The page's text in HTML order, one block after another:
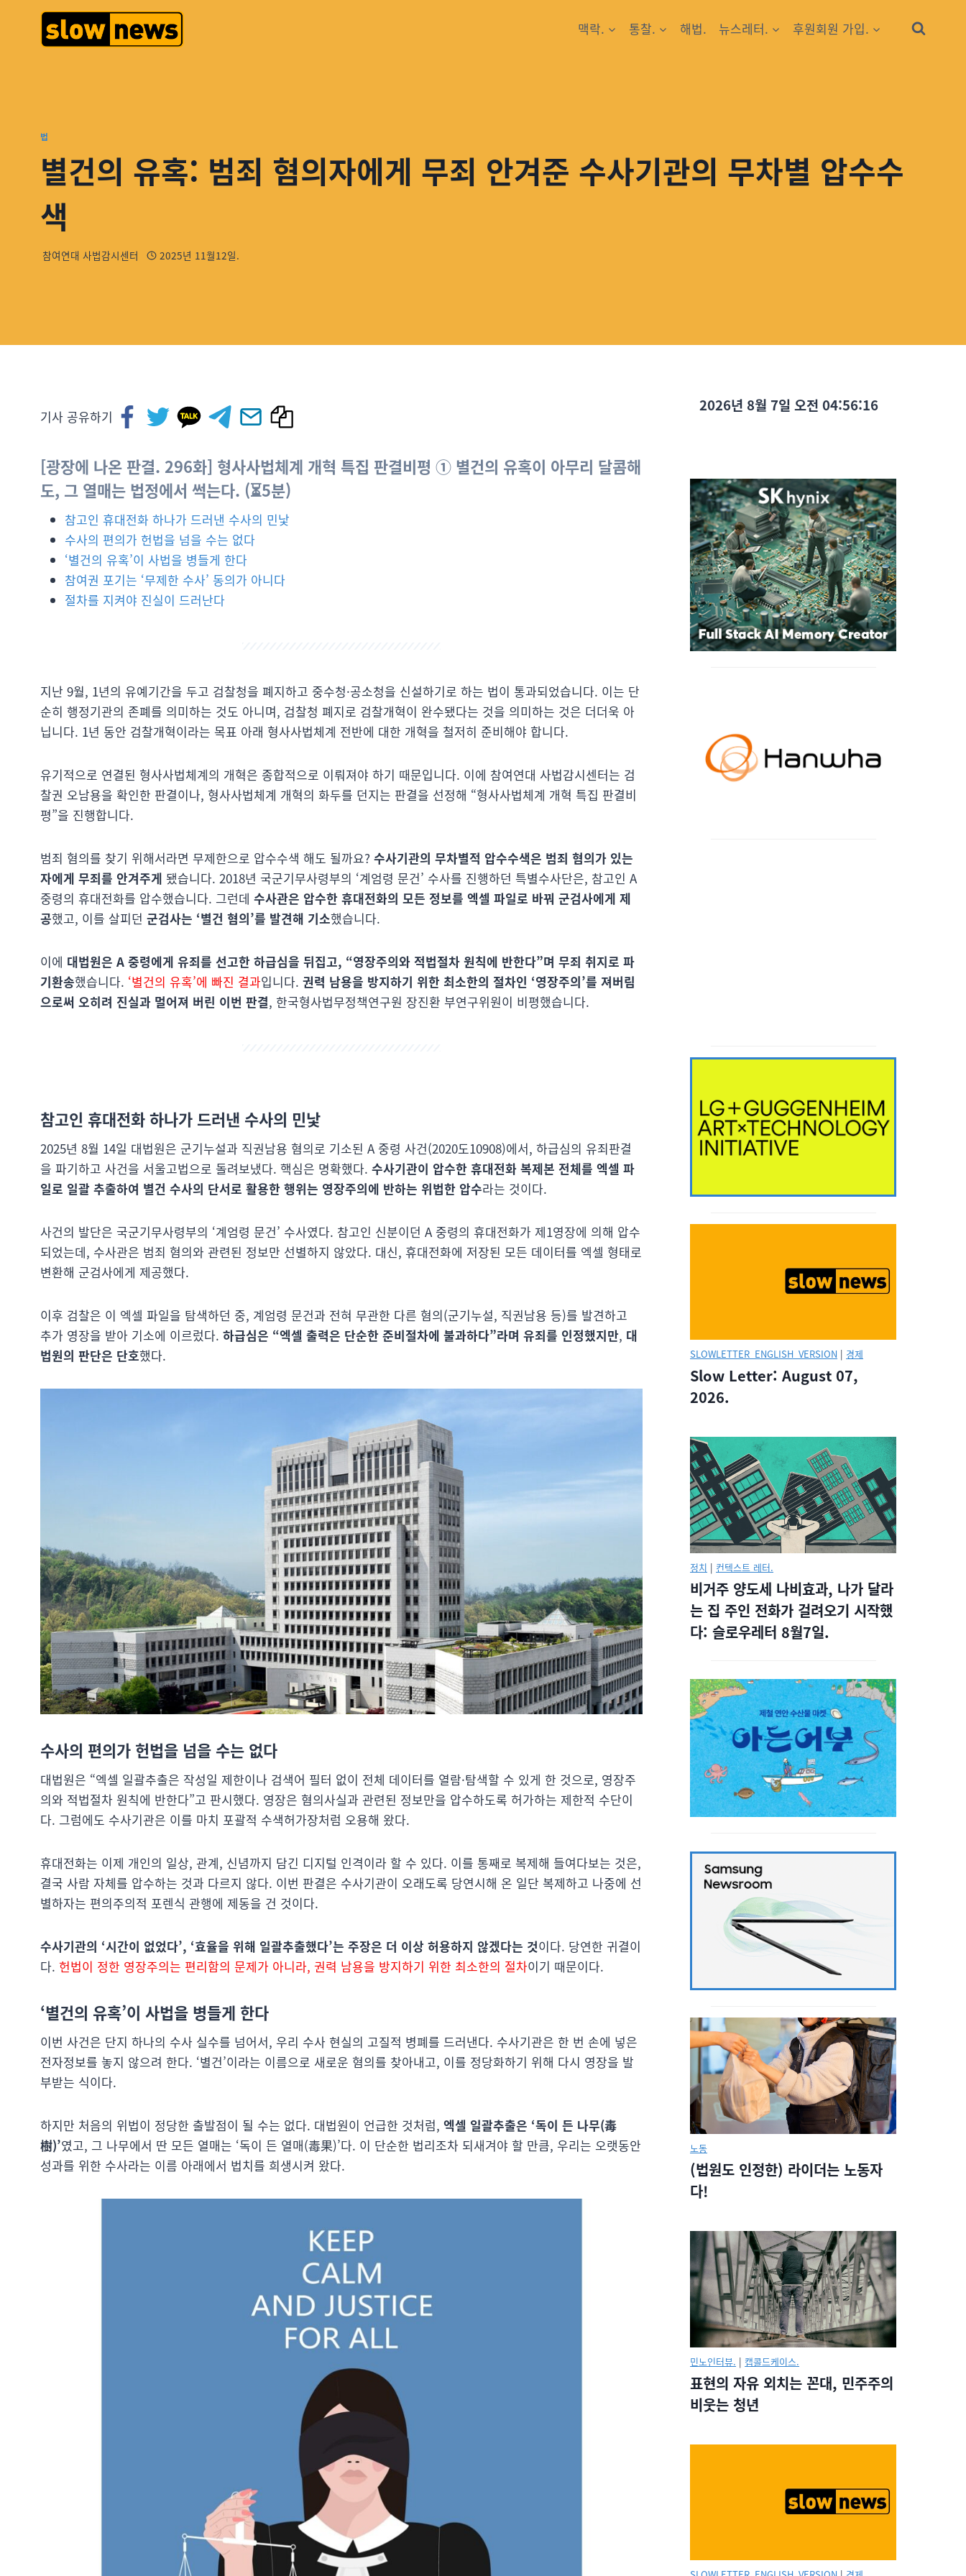
맥락. 통찰. 해법. 뉴스레터. 후원회원 가입.
법
별건의 유혹: 범죄 혐의자에게 무죄 안겨준 수사기관의 무차별 압수수
색
참여연대 사법감시센터 2025년 11월12일.
기사 공유하기
[광장에 나온 판결. 296화] 형사사법체계 개혁 특집 판결비평 ① 별건의 유혹이 아무리 달콤해
도, 그 열매는 법정에서 썩는다. (⏳5분)
참고인 휴대전화 하나가 드러낸 수사의 민낯
수사의 편의가 헌법을 넘을 수는 없다
‘별건의 유혹’이 사법을 병들게 한다
참여권 포기는 ‘무제한 수사’ 동의가 아니다
절차를 지켜야 진실이 드러난다
지난 9월, 1년의 유예기간을 두고 검찰청을 폐지하고 중수청·공소청을 신설하기로 하는 법이 통과되었습니다. 이는 단
순히 행정기관의 존폐를 의미하는 것도 아니며, 검찰청 폐지로 검찰개혁이 완수됐다는 것을 의미하는 것은 더더욱 아
닙니다. 1년 동안 검찰개혁이라는 목표 아래 형사사법체계 전반에 대한 개혁을 철저히 준비해야 합니다.
유기적으로 연결된 형사사법체계의 개혁은 종합적으로 이뤄져야 하기 때문입니다. 이에 참여연대 사법감시센터는 검
찰권 오남용을 확인한 판결이나, 형사사법체계 개혁의 화두를 던지는 판결을 선정해 “형사사법체계 개혁 특집 판결비
평”을 진행합니다.
범죄 혐의를 찾기 위해서라면 무제한으로 압수수색 해도 될까요? 수사기관의 무차별적 압수수색은 범죄 혐의가 있는
자에게 무죄를 안겨주게 됐습니다. 2018년 국군기무사령부의 ‘계엄령 문건’ 수사를 진행하던 특별수사단은, 참고인 A
중령의 휴대전화를 압수했습니다. 그런데 수사관은 압수한 휴대전화의 모든 정보를 엑셀 파일로 바꿔 군검사에게 제
공했고, 이를 살피던 군검사는 ‘별건 혐의’를 발견해 기소했습니다.
이에 대법원은 A 중령에게 유죄를 선고한 하급심을 뒤집고, “영장주의와 적법절차 원칙에 반한다”며 무죄 취지로 파
기환송했습니다. ‘별건의 유혹’에 빠진 결과입니다. 권력 남용을 방지하기 위한 최소한의 절차인 ‘영장주의’를 져버림
으로써 오히려 진실과 멀어져 버린 이번 판결, 한국형사법무정책연구원 장진환 부연구위원이 비평했습니다.
참고인 휴대전화 하나가 드러낸 수사의 민낯
2025년 8월 14일 대법원은 군기누설과 직권남용 혐의로 기소된 A 중령 사건(2020도10908)에서, 하급심의 유죄판결
을 파기하고 사건을 서울고법으로 돌려보냈다. 핵심은 명확했다. 수사기관이 압수한 휴대전화 복제본 전체를 엑셀 파
일로 일괄 추출하여 별건 수사의 단서로 활용한 행위는 영장주의에 반하는 위법한 압수라는 것이다.
사건의 발단은 국군기무사령부의 ‘계엄령 문건’ 수사였다. 참고인 신분이던 A 중령의 휴대전화가 제1영장에 의해 압수
되었는데, 수사관은 범죄 혐의와 관련된 정보만 선별하지 않았다. 대신, 휴대전화에 저장된 모든 데이터를 엑셀 형태로
변환해 군검사에게 제공했다.
이후 검찰은 이 엑셀 파일을 탐색하던 중, 계엄령 문건과 전혀 무관한 다른 혐의(군기누설, 직권남용 등)를 발견하고
추가 영장을 받아 기소에 이르렀다. 하급심은 “엑셀 출력은 단순한 준비절차에 불과하다”라며 유죄를 인정했지만, 대
법원의 판단은 단호했다.
수사의 편의가 헌법을 넘을 수는 없다
대법원은 “엑셀 일괄추출은 작성일 제한이나 검색어 필터 없이 전체 데이터를 열람·탐색할 수 있게 한 것으로, 영장주
의와 적법절차 원칙에 반한다”고 판시했다. 영장은 혐의사실과 관련된 정보만을 압수하도록 허가하는 제한적 수단이
다. 그럼에도 수사기관은 이를 마치 포괄적 수색허가장처럼 오용해 왔다.
휴대전화는 이제 개인의 일상, 관계, 신념까지 담긴 디지털 인격이라 할 수 있다. 이를 통째로 복제해 들여다보는 것은,
결국 사람 자체를 압수하는 것과 다르지 않다. 이번 판결은 수사기관이 오래도록 당연시해 온 일단 복제하고 나중에 선
별하자는 편의주의적 포렌식 관행에 제동을 건 것이다.
수사기관의 ‘시간이 없었다’, ‘효율을 위해 일괄추출했다’는 주장은 더 이상 허용하지 않겠다는 것이다. 당연한 귀결이
다. 헌법이 정한 영장주의는 편리함의 문제가 아니라, 권력 남용을 방지하기 위한 최소한의 절차이기 때문이다.
‘별건의 유혹’이 사법을 병들게 한다
이번 사건은 단지 하나의 수사 실수를 넘어서, 우리 수사 현실의 고질적 병폐를 드러낸다. 수사기관은 한 번 손에 넣은
전자정보를 놓지 않으려 한다. ‘별건’이라는 이름으로 새로운 혐의를 찾아내고, 이를 정당화하기 위해 다시 영장을 발
부받는 식이다.
하지만 처음의 위법이 정당한 출발점이 될 수는 없다. 대법원이 언급한 것처럼, 엑셀 일괄추출은 ‘독이 든 나무(毒
樹)’였고, 그 나무에서 딴 모든 열매는 ‘독이 든 열매(毒果)’다. 이 단순한 법리조차 되새겨야 할 만큼, 우리는 오랫동안
성과를 위한 수사라는 이름 아래에서 법치를 희생시켜 왔다.
2026년 8월 7일 오전 04:56:18
SLOWLETTER_ENGLISH_VERSION | 경제
Slow Letter: August 07,
2026.
정치 | 컨텍스트 레터.
비거주 양도세 나비효과, 나가 달라
는 집 주인 전화가 걸려오기 시작했
다: 슬로우레터 8월7일.
노동
(법원도 인정한) 라이더는 노동자
다!
민노인터뷰. | 캡콜드케이스.
표현의 자유 외치는 꼰대, 민주주의
비웃는 청년